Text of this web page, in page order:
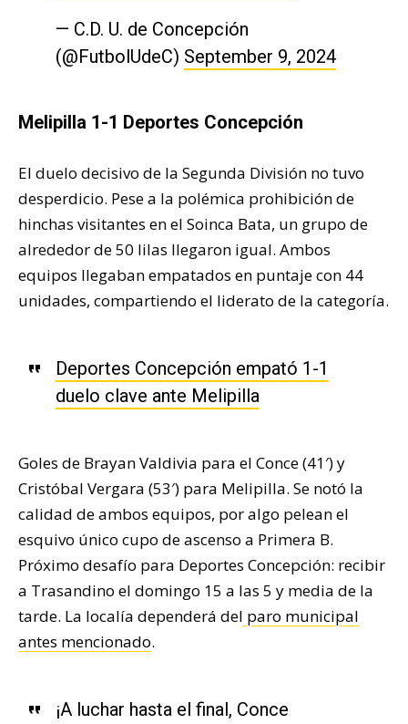
— C.D. U. de Concepción
(@FutbolUdeC) September 9, 2024
Melipilla 1-1 Deportes Concepción
El duelo decisivo de la Segunda División no tuvo
desperdicio. Pese a la polémica prohibición de
hinchas visitantes en el Soinca Bata, un grupo de
alrededor de 50 lilas llegaron igual. Ambos
equipos llegaban empatados en puntaje con 44
unidades, compartiendo el liderato de la categoría.
Deportes Concepción empató 1-1
duelo clave ante Melipilla
Goles de Brayan Valdivia para el Conce (41′) y
Cristóbal Vergara (53′) para Melipilla. Se notó la
calidad de ambos equipos, por algo pelean el
esquivo único cupo de ascenso a Primera B.
Próximo desafío para Deportes Concepción: recibir
a Trasandino el domingo 15 a las 5 y media de la
tarde. La localía dependerá del paro municipal
antes mencionado.
¡A luchar hasta el final, Conce